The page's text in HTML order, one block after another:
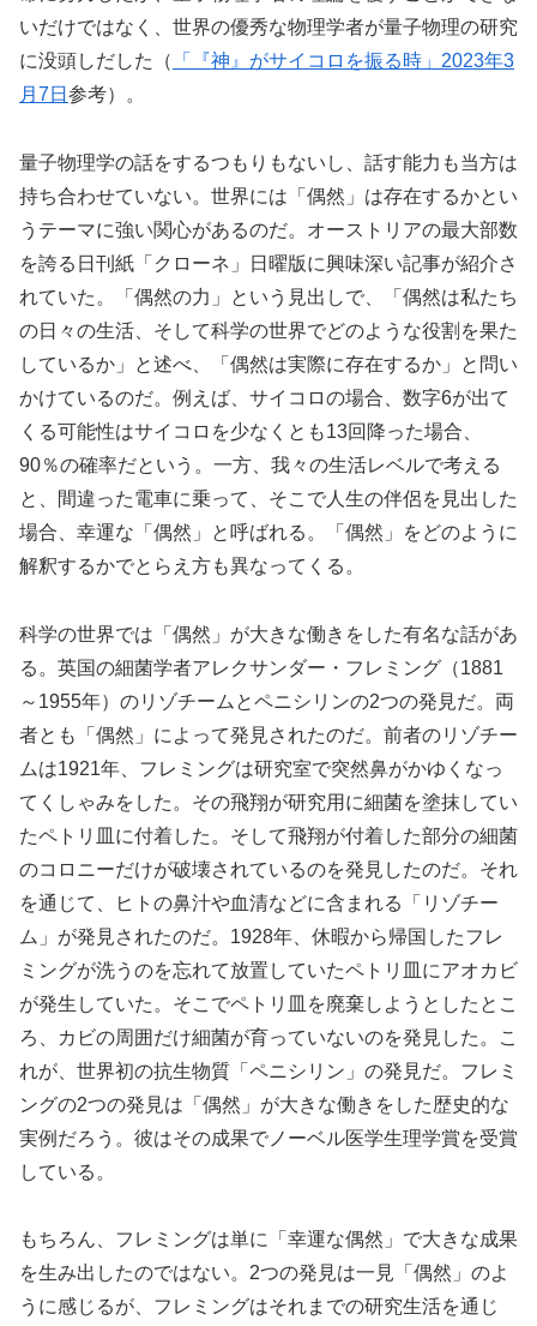
いだけではなく、世界の優秀な物理学者が量子物理の研究
に没頭しだした（
「『神』がサイコロを振る時」2023年3
月7日 参考）。
量子物理学の話をするつもりもないし、話す能力も当方は
持ち合わせていない。世界には「偶然」は存在するかとい
うテーマに強い関心があるのだ。オーストリアの最大部数
を誇る日刊紙「クローネ」日曜版に興味深い記事が紹介さ
れていた。「偶然の力」という見出しで、「偶然は私たち
の日々の生活、そして科学の世界でどのような役割を果た
しているか」と述べ、「偶然は実際に存在するか」と問い
かけているのだ。例えば、サイコロの場合、数字6が出て
くる可能性はサイコロを少なくとも13回降った場合、
90％の確率だという。一方、我々の生活レベルで考える
と、間違った電車に乗って、そこで人生の伴侶を見出した
場合、幸運な「偶然」と呼ばれる。「偶然」をどのように
解釈するかでとらえ方も異なってくる。
科学の世界では「偶然」が大きな働きをした有名な話があ
る。英国の細菌学者アレクサンダー・フレミング（1881
～1955年）のリゾチームとペニシリンの2つの発見だ。両
者とも「偶然」によって発見されたのだ。前者のリゾチー
ムは1921年、フレミングは研究室で突然鼻がかゆくなっ
てくしゃみをした。その飛翔が研究用に細菌を塗抹してい
たペトリ皿に付着した。そして飛翔が付着した部分の細菌
のコロニーだけが破壊されているのを発見したのだ。それ
を通じて、ヒトの鼻汁や血清などに含まれる「リゾチー
ム」が発見されたのだ。1928年、休暇から帰国したフレ
ミングが洗うのを忘れて放置していたペトリ皿にアオカビ
が発生していた。そこでペトリ皿を廃棄しようとしたとこ
ろ、カビの周囲だけ細菌が育っていないのを発見した。こ
れが、世界初の抗生物質「ペニシリン」の発見だ。フレミ
ングの2つの発見は「偶然」が大きな働きをした歴史的な
実例だろう。彼はその成果でノーベル医学生理学賞を受賞
している。
もちろん、フレミングは単に「幸運な偶然」で大きな成果
を生み出したのではない。2つの発見は一見「偶然」のよ
うに感じるが、フレミングはそれまでの研究生活を通じ